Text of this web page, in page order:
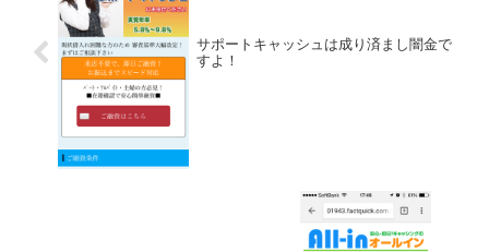
サポートキャッシュは成り済まし闇金で
すよ！